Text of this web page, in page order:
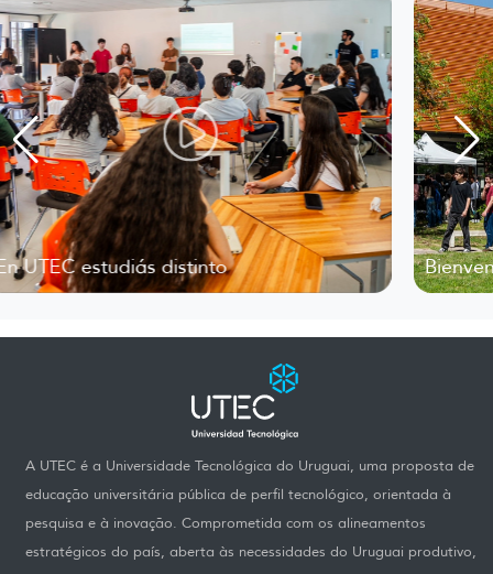
Bienvenida 2026
A UTEC é a Universidade Tecnológica do Uruguai, uma proposta de
educação universitária pública de perfil tecnológico, orientada à
pesquisa e à inovação. Comprometida com os alineamentos
estratégicos do país, aberta às necessidades do Uruguai produtivo,